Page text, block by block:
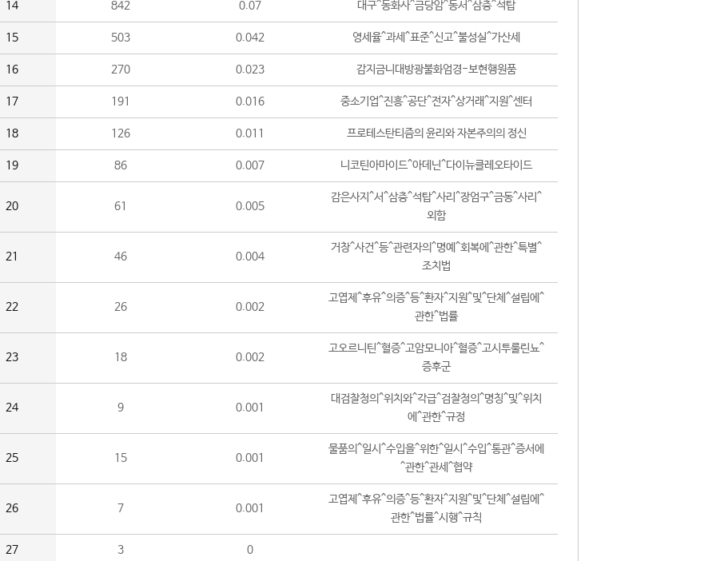
14 842 0.07 대구^동화사^금당암^동서^삼층^석탑
15 503 0.042 영세율^과세^표준^신고^불성실^가산세
16 270 0.023 감지금니대방광불화엄경-보현행원품
17 191 0.016 중소기업^진흥^공단^전자^상거래^지원^센터
18 126 0.011 프로테스탄티즘의 윤리와 자본주의의 정신
19 86 0.007 니코틴아마이드^아데닌^다이뉴클레오타이드
20 61 0.005
감은사지^서^삼층^석탑^사리^장엄구^금동^사리^
외함
21 46 0.004
거창^사건^등^관련자의^명예^회복에^관한^특별^
조치법
22 26 0.002
고엽제^후유^의증^등^환자^지원^및^단체^설립에^
관한^법률
23 18 0.002
고오르니틴^혈증^고암모니아^혈증^고시투룰린뇨^
증후군
24 9 0.001
대검찰청의^위치와^각급^검찰청의^명칭^및^위치
에^관한^규정
25 15 0.001
물품의^일시^수입을^위한^일시^수입^통관^증서에
^관한^관세^협약
26 7 0.001
고엽제^후유^의증^등^환자^지원^및^단체^설립에^
관한^법률^시행^규칙
27 3 0